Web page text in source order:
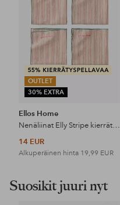
OUTLET
30% EXTRA
Ellos Home
Nenäliinat Elly Stripe kierrätettyä puoli pellavaa 4 kpl
14 EUR
Alkuperäinen hinta 19,99 EUR
Suosikit juuri nyt